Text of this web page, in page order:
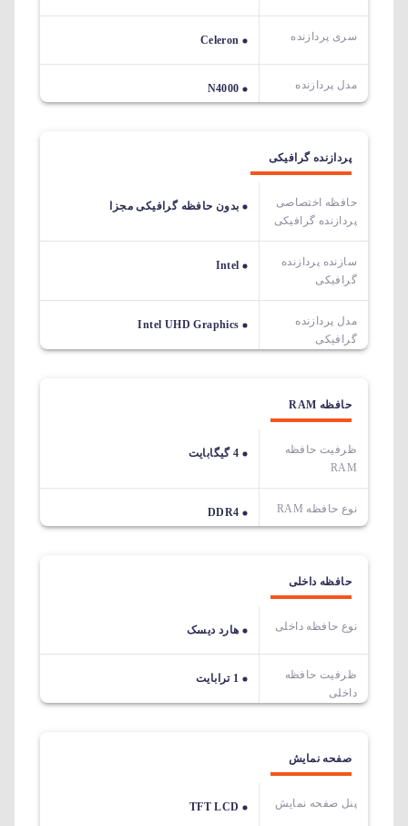
سری پردازنده Celeron
مدل پردازنده N4000
پردازنده گرافیکی
حافظه اختصاصی
پردازنده گرافیکی
بدون حافظه گرافیکی مجزا
سازنده پردازنده
گرافیکی
Intel
مدل پردازنده
گرافیکی
Intel UHD Graphics
حافظه RAM
ظرفیت حافظه
RAM
4 گیگابایت
نوع حافظه RAM DDR4
حافظه داخلی
نوع حافظه داخلی هارد دیسک
ظرفیت حافظه
داخلی
1 ترابایت
صفحه نمایش
پنل صفحه نمایش TFT LCD